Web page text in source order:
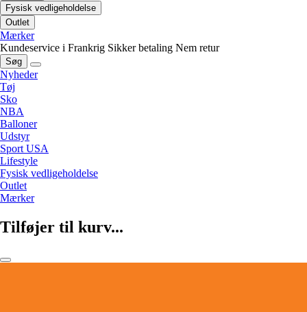
Fysisk vedligeholdelse
Outlet
Mærker
Kundeservice i Frankrig Sikker betaling Nem retur
Søg
Nyheder
Tøj
Sko
NBA
Balloner
Udstyr
Sport USA
Lifestyle
Fysisk vedligeholdelse
Outlet
Mærker
Tilføjer til kurv...